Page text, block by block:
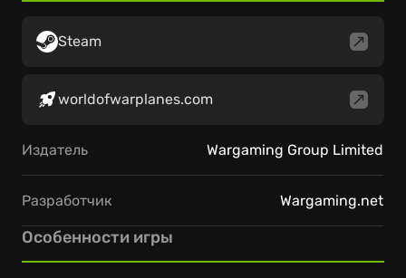
Steam
worldofwarplanes.com
Издатель Wargaming Group Limited
Разработчик Wargaming.net
Особенности игры